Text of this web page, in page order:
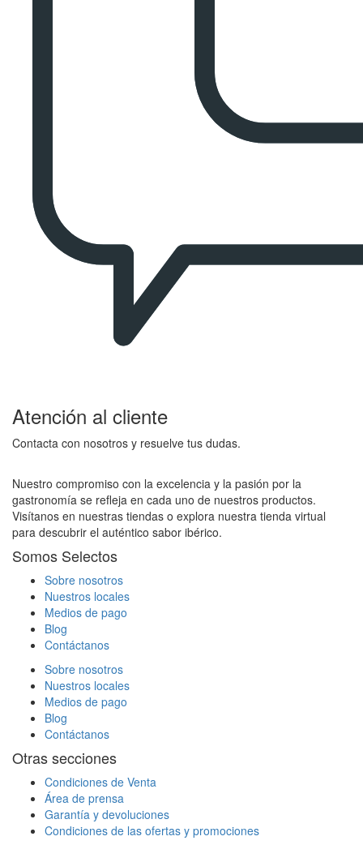
Atención al cliente
Contacta con nosotros y resuelve tus dudas.
Nuestro compromiso con la excelencia y la pasión por la
gastronomía se refleja en cada uno de nuestros productos.
Visítanos en nuestras tiendas o explora nuestra tienda virtual
para descubrir el auténtico sabor ibérico.
Somos Selectos
Sobre nosotros
Nuestros locales
Medios de pago
Blog
Contáctanos
Sobre nosotros
Nuestros locales
Medios de pago
Blog
Contáctanos
Otras secciones
Condiciones de Venta
Área de prensa
Garantía y devoluciones
Condiciones de las ofertas y promociones